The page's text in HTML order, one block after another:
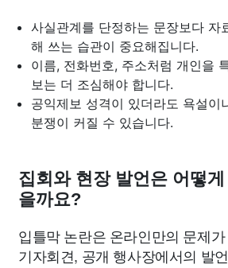
사실관계를 단정하는 문장보다 자
해 쓰는 습관이 중요해집니다.
이름, 전화번호, 주소처럼 개인을
보는 더 조심해야 합니다.
공익제보 성격이 있더라도 욕설이
분쟁이 커질 수 있습니다.
집회와 현장 발언은 어떻
을까요?
입틀막 논란은 온라인만의 문제
기자회견, 공개 행사장에서의 발